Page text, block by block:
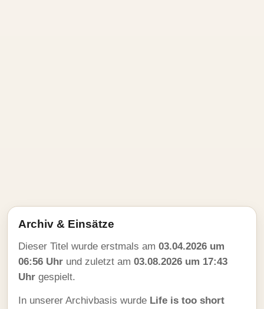
Archiv & Einsätze
Dieser Titel wurde erstmals am 03.04.2026 um
06:56 Uhr und zuletzt am 03.08.2026 um 17:43
Uhr gespielt.
In unserer Archivbasis wurde Life is too short